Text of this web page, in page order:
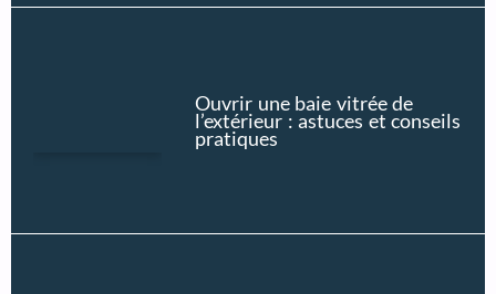
Ouvrir une baie vitrée de
l’extérieur : astuces et conseils
pratiques